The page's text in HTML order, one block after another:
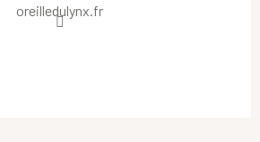
oreilledulynx.fr